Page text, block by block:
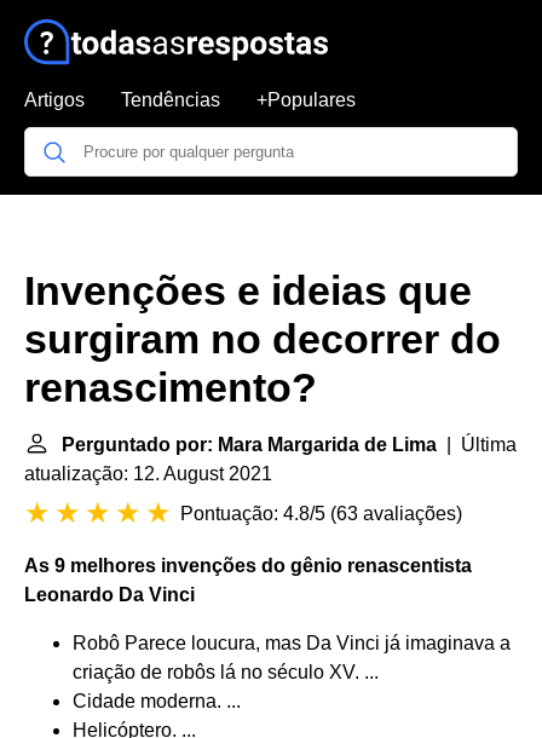
Artigos Tendências +Populares
Invenções e ideias que
surgiram no decorrer do
renascimento?
Perguntado por: Mara Margarida de Lima | Última
atualização: 12. August 2021
Pontuação: 4.8/5 (63 avaliações)
As 9 melhores invenções do gênio renascentista
Leonardo Da Vinci
Robô Parece loucura, mas Da Vinci já imaginava a
criação de robôs lá no século XV. ...
Cidade moderna. ...
Helicóptero. ...